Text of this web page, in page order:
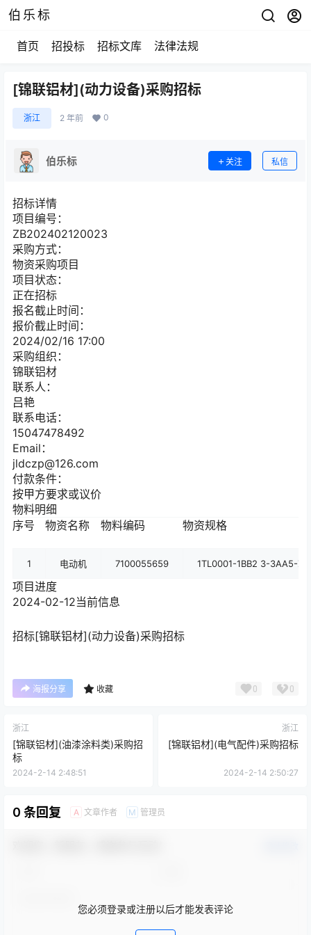
伯乐标
首页 招投标 招标文库 法律法规
[锦联铝材](动力设备)采购招标
浙江 2 年前 0
伯乐标 关注 私信
招标详情
项目编号：
ZB202402120023
采购方式：
物资采购项目
项目状态：
正在招标
报名截止时间：
报价截止时间：
2024/02/16 17:00
采购组织：
锦联铝材
联系人：
吕艳
联系电话：
15047478492
Email：
jldczp@126.com
付款条件：
按甲方要求或议价
物料明细
序号
物资名称 物料编码 物资规格
1 电动机 7100055659 1TL0001-1BB2 3-3AA5-Z
项目进度
2024-02-12当前信息
招标[锦联铝材](动力设备)采购招标
海报分享 收藏 0 0
浙江
[锦联铝材](油漆涂料类)采购招
标
2024-2-14 2:48:51
浙江
[锦联铝材](电气配件)采购招标
2024-2-14 2:50:27
0 条回复 A 文章作者 M 管理员
您必须登录或注册以后才能发表评论